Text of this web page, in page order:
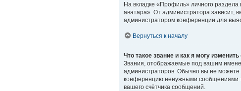
На вкладке «Профиль» личного
аватара». От администратора зависит,
администратором конференции для
Вернуться к началу
Что такое звание и как я могу изменить
Звания, отображаемые под вашим
администраторов. Обычно вы не можете
конференцию ненужными сообщениями
вашего счётчика сообщений.